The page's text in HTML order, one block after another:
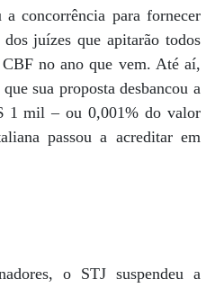
concorrência para fornecer
juízes que apitarão todos
no ano que vem. Até aí,
sua proposta desbancou a
1 mil – ou 0,001% do valor
passou a acreditar em
o STJ suspendeu a